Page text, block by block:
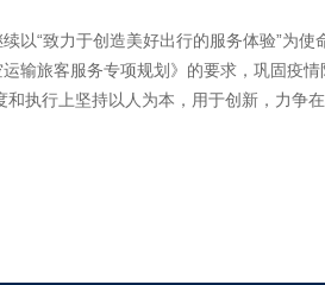
以“致力于创造美好出行的服务体验”为
运输旅客服务专项规划》的要求，巩固疫
执行上坚持以人为本，用于创新，力争